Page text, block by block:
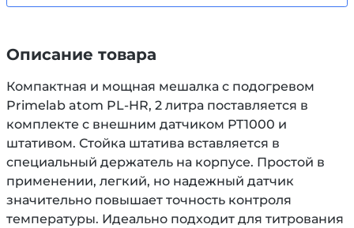
Описание товара
Компактная и мощная мешалка с подогревом
Primelab atom PL-HR, 2 литра поставляется в
комплекте с внешним датчиком PT1000 и
штативом. Стойка штатива вставляется в
специальный держатель на корпусе. Простой в
применении, легкий, но надежный датчик
значительно повышает точность контроля
температуры. Идеально подходит для титрования